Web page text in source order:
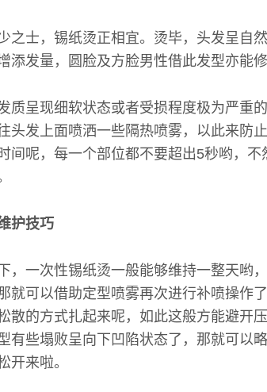
之士，锡纸烫正相宜。烫毕，头发呈自
添发量，圆脸及方脸男性借此发型亦能
质呈现细软状态或者受损程度极为严重
头发上面喷洒一些隔热喷雾，以此来防
间呢，每一个部位都不要超出5秒哟，
护技巧
，一次性锡纸烫一般能够维持一整天哟
就可以借助定型喷雾再次进行补喷操作
散的方式扎起来呢，如此这般方能避开
有些塌败呈向下凹陷状态了，那就可以
开来啦。